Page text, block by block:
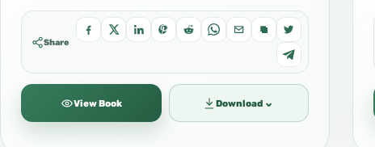
Share
View Book Download ⌄